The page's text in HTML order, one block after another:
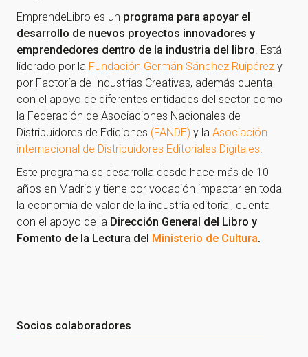
EmprendeLibro es un programa para apoyar el
desarrollo de nuevos proyectos innovadores y
emprendedores dentro de la industria del libro. Está
liderado por la Fundación Germán Sánchez Ruipérez y
por Factoría de Industrias Creativas, además cuenta
con el apoyo de diferentes entidades del sector como
la Federación de Asociaciones Nacionales de
Distribuidores de Ediciones (FANDE)y laAsociación
internacional de Distribuidores Editoriales Digitales.
Este programa se desarrolla desde hace más de 10
años en Madrid y tiene por vocación impactar en toda
la economía de valor de la industria editorial, cuenta
con el apoyo de la Dirección General del Libro y
Fomento de la Lectura del Ministerio de Cultura.
Socios colaboradores